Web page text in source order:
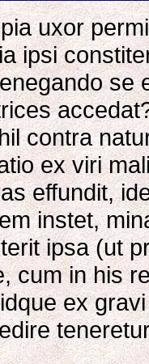
uxor
ipsi
se
contra
ex viri
effundit,
instet,
ipsa (ut
cum in his
ex